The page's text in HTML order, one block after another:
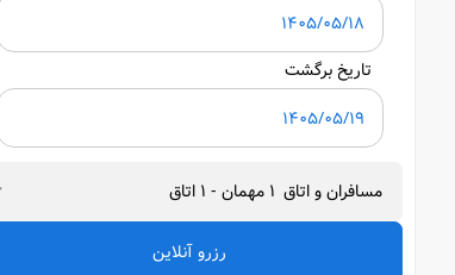
تاریخ برگشت
مسافران و اتاق 1 مهمان -
1 اتاق
رزرو آنلاین